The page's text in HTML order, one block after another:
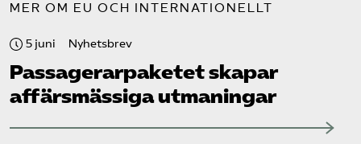
MER OM EU OCH INTERNATIONELLT
5 juni Nyhetsbrev
Passagerarpaketet skapar
affärsmässiga utmaningar